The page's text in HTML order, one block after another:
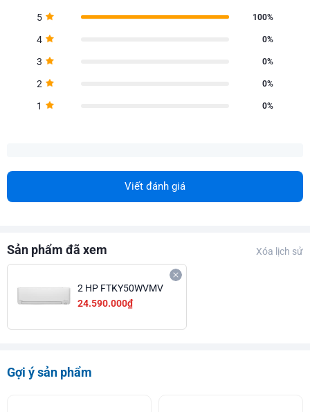
5 100%
4 0%
3 0%
2 0%
1 0%
Viết đánh giá
Sản phẩm đã xem Xóa lịch sử
2 HP FTKY50WVMV
24.590.000₫
Gợi ý sản phẩm